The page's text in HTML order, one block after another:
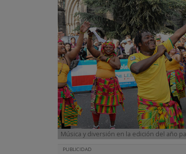
Música y diversión en la edición del año
PUBLICIDAD